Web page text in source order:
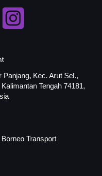
Kec. Arut Sel.,
Tengah 74181,
Transport